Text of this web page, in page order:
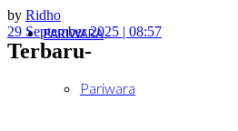
PARIWARA
Pariwara
by Ridho
29 September 2025 | 08:57
Terbaru-